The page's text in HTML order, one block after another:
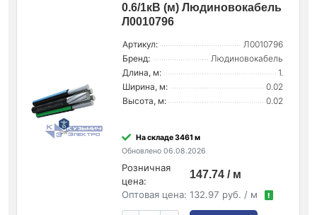
0.6/1кВ (м) Людиновокабель
Л0010796
Артикул:
Л0010796
Бренд:
Людиновокабель
Длина, м:
1.
Ширина, м:
0.02
Высота, м:
0.02
На складе 3461 м
Обновлено 06.08.2026
Розничная
цена:
147.74 / м
Оптовая цена: 132.97 руб. / м !